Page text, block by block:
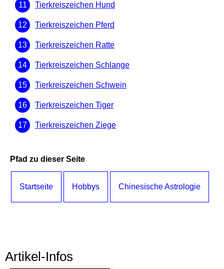
Tierkreiszeichen Hund
Tierkreiszeichen Pferd
Tierkreiszeichen Ratte
Tierkreiszeichen Schlange
Tierkreiszeichen Schwein
Tierkreiszeichen Tiger
Tierkreiszeichen Ziege
Pfad zu dieser Seite
Startseite Hobbys Chinesische Astrologie
Artikel-Infos